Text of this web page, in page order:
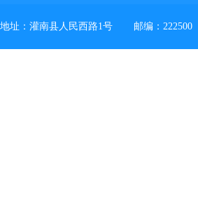
地址：灌南县人民西路1号 邮编：222500